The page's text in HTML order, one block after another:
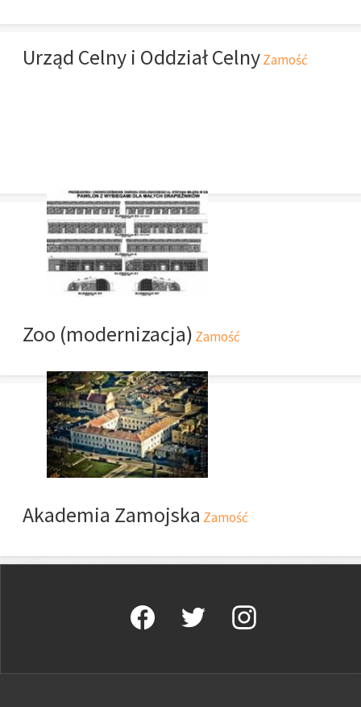
Urząd Celny i Oddział CelnyZamość
Zoo (modernizacja) Zamość
Akademia Zamojska Zamość